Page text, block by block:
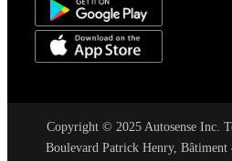
Copyright © 2025 Autosense Inc.
Boulevard Patrick Henry, Bâtiment